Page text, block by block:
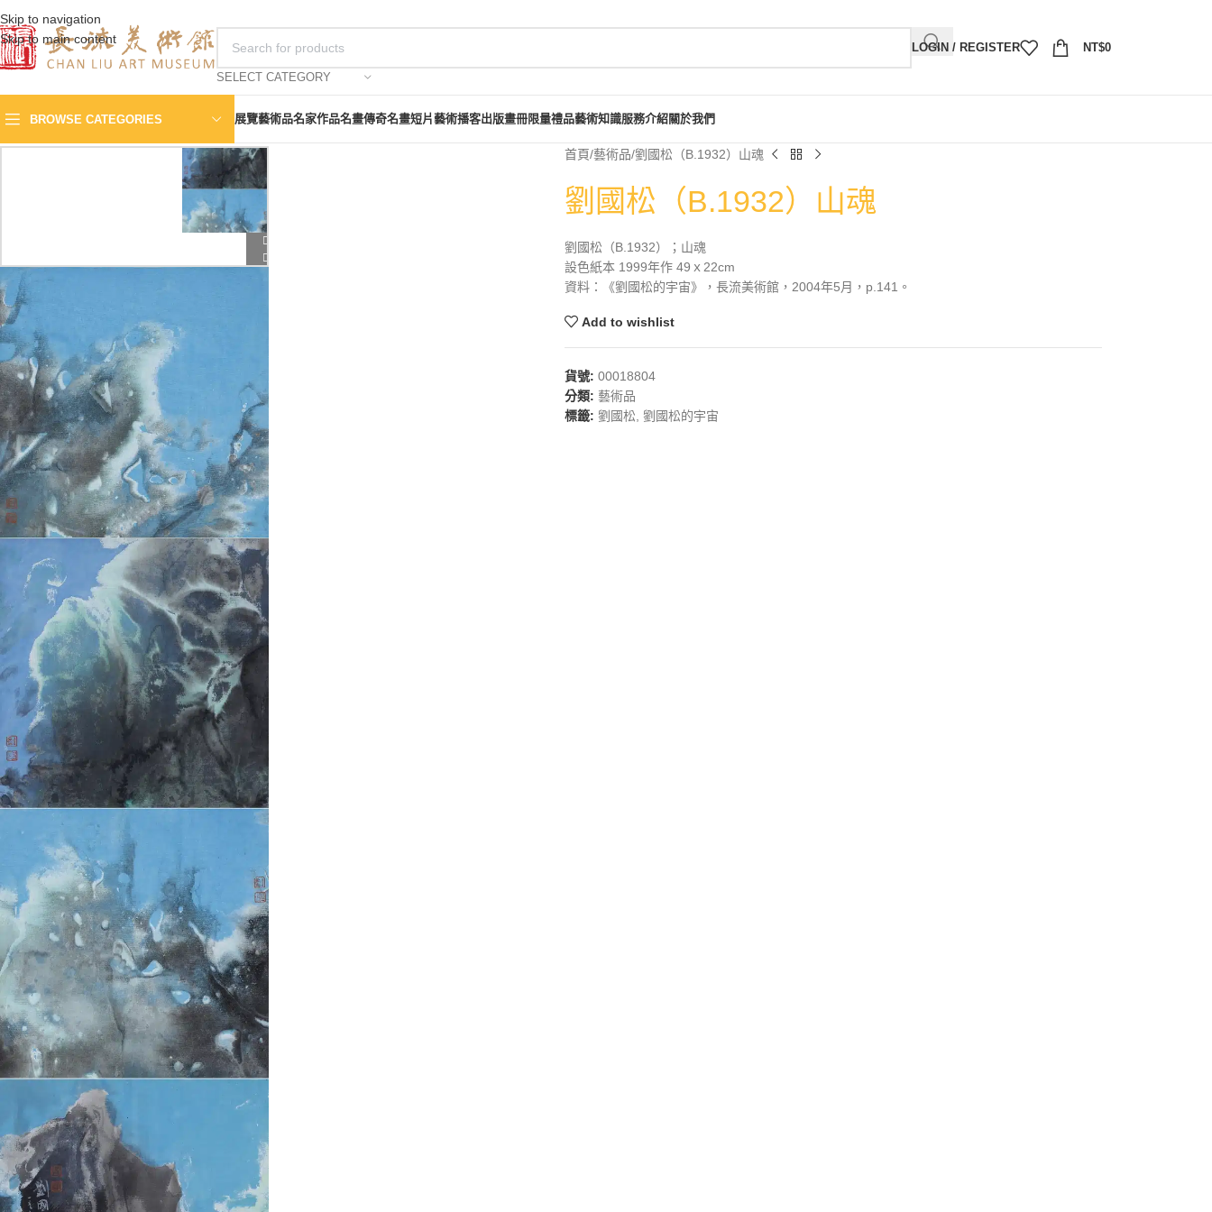
Skip to navigation
Skip to main content
SELECT CATEGORY
LOGIN / REGISTER NT$0
BROWSE CATEGORIES 展覽藝術品名家作品名畫傳奇名畫短片藝術播客出版畫冊限量禮品藝術知識服務介紹關於我們
首頁 藝術品 劉國松（B.1932）山魂
劉國松（B.1932）山魂
劉國松（B.1932）；山魂
設色紙本 1999年作 49ｘ22cm
資料：《劉國松的宇宙》，長流美術館，2004年5月，p.141。
Add to wishlist
貨號: 00018804
分類: 藝術品
標籤: 劉國松 劉國松的宇宙